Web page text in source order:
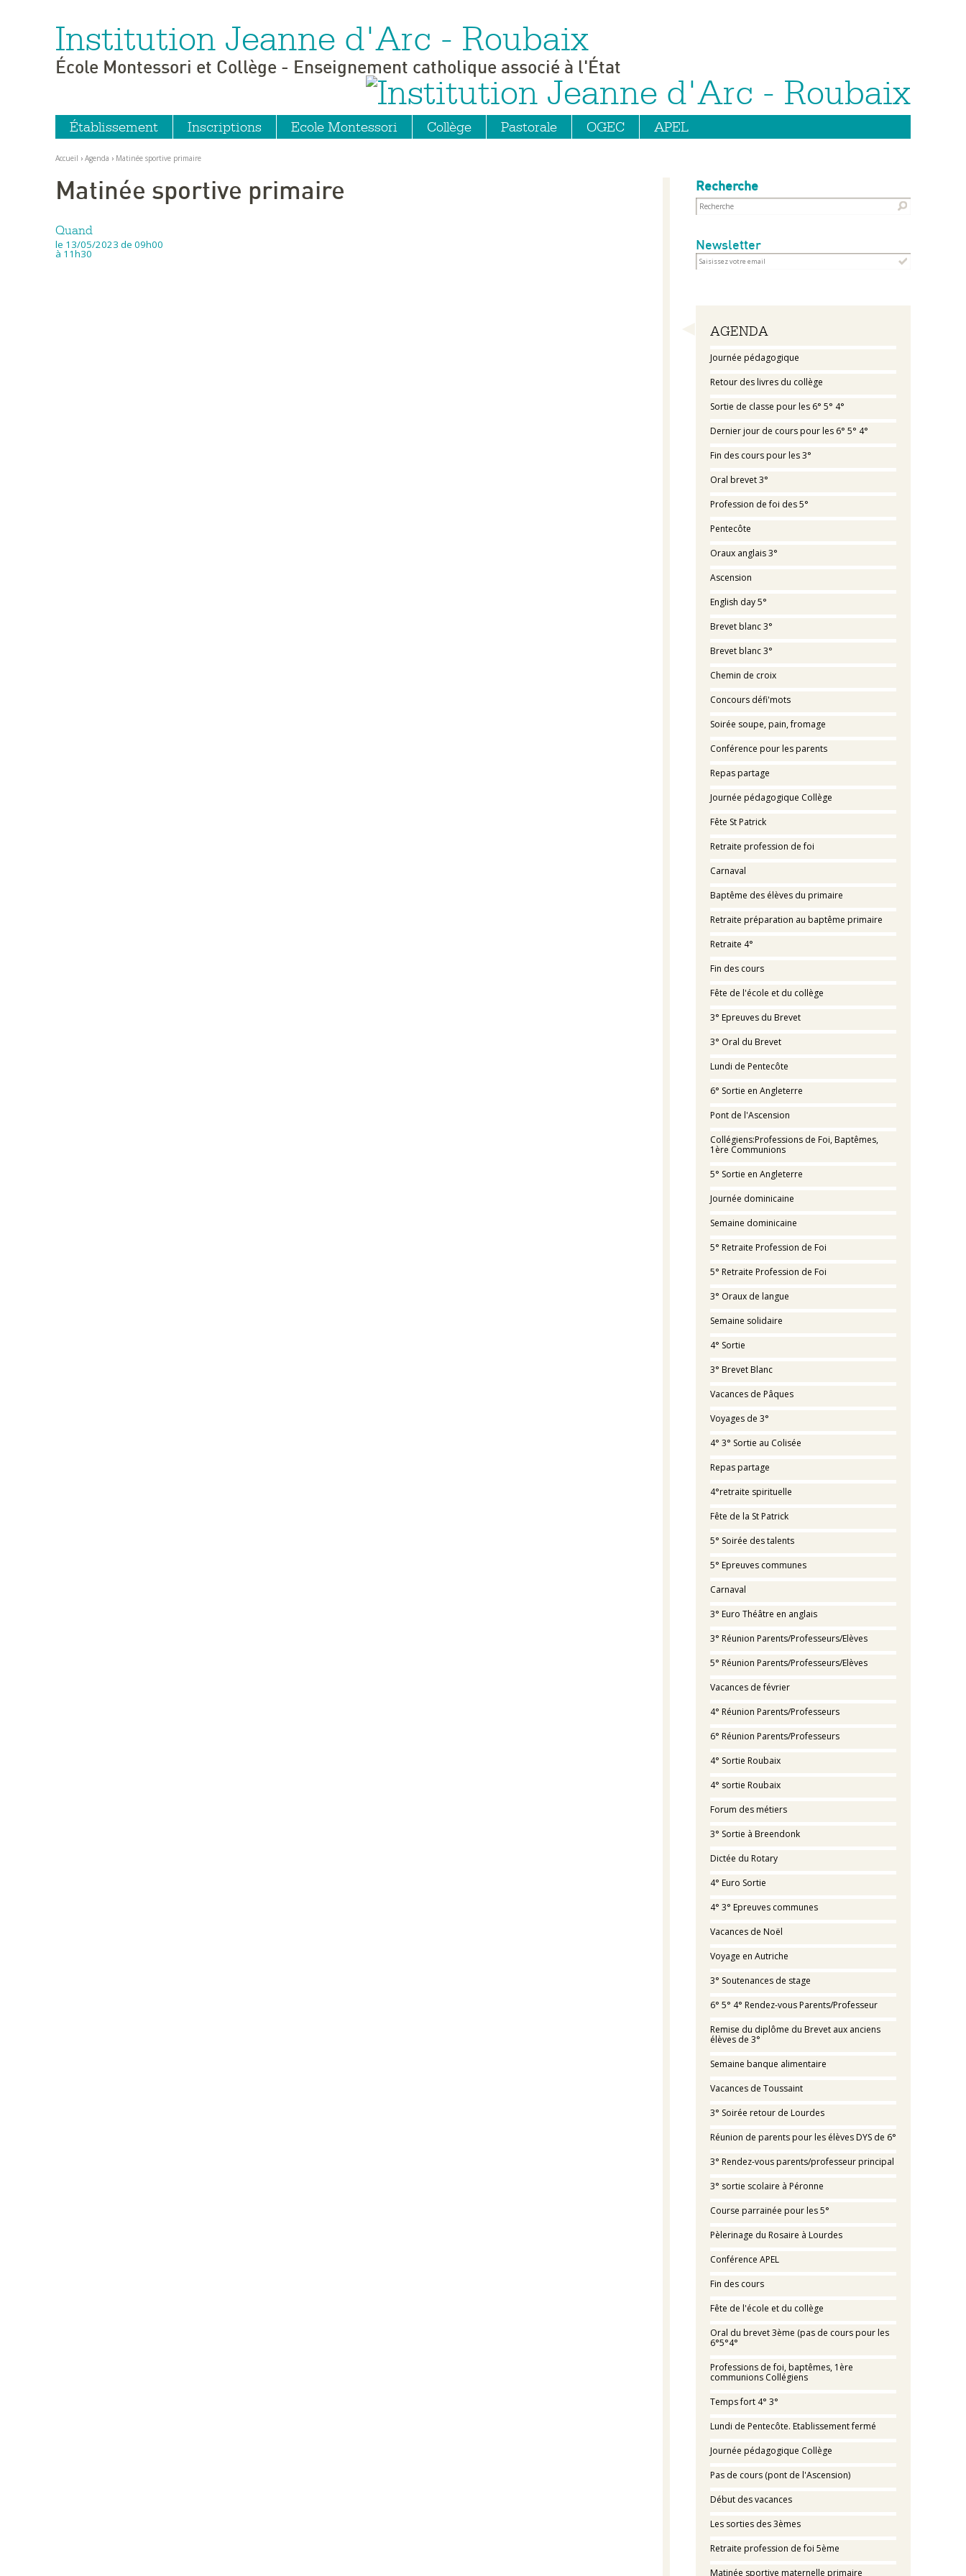
Aller
Aller
à
Outils
personnels
Institution Jeanne d'Arc - Roubaix
École Montessori et Collège - Enseignement catholique associé à l'État
Établissement Inscriptions Ecole Montessori Collège Pastorale OGEC APEL
Accueil › Agenda › Matinée sportive primaire
Recherche
Newsletter
Navigation
AGENDA
Journée pédagogique
Retour des livres du collège
Sortie de classe pour les 6° 5° 4°
Dernier jour de cours pour les 6° 5° 4°
Fin des cours pour les 3°
Oral brevet 3°
Profession de foi des 5°
Pentecôte
Oraux anglais 3°
Ascension
English day 5°
Brevet blanc 3°
Brevet blanc 3°
Chemin de croix
Concours défi'mots
Soirée soupe, pain, fromage
Conférence pour les parents
Repas partage
Journée pédagogique Collège
Fête St Patrick
Retraite profession de foi
Carnaval
Baptême des élèves du primaire
Retraite préparation au baptême primaire
Retraite 4°
Fin des cours
Fête de l'école et du collège
3° Epreuves du Brevet
3° Oral du Brevet
Lundi de Pentecôte
6° Sortie en Angleterre
Pont de l'Ascension
Collégiens:Professions de Foi, Baptêmes,
1ère Communions
5° Sortie en Angleterre
Journée dominicaine
Semaine dominicaine
5° Retraite Profession de Foi
5° Retraite Profession de Foi
3° Oraux de langue
Semaine solidaire
4° Sortie
3° Brevet Blanc
Vacances de Pâques
Voyages de 3°
4° 3° Sortie au Colisée
Repas partage
4°retraite spirituelle
Fête de la St Patrick
5° Soirée des talents
5° Epreuves communes
Carnaval
3° Euro Théâtre en anglais
3° Réunion Parents/Professeurs/Elèves
5° Réunion Parents/Professeurs/Elèves
Vacances de février
4° Réunion Parents/Professeurs
6° Réunion Parents/Professeurs
4° Sortie Roubaix
4° sortie Roubaix
Forum des métiers
3° Sortie à Breendonk
Dictée du Rotary
4° Euro Sortie
4° 3° Epreuves communes
Vacances de Noël
Voyage en Autriche
3° Soutenances de stage
6° 5° 4° Rendez-vous Parents/Professeur
Remise du diplôme du Brevet aux anciens
élèves de 3°
Semaine banque alimentaire
Vacances de Toussaint
3° Soirée retour de Lourdes
Réunion de parents pour les élèves DYS de 6°
3° Rendez-vous parents/professeur principal
3° sortie scolaire à Péronne
Course parrainée pour les 5°
Pèlerinage du Rosaire à Lourdes
Conférence APEL
Fin des cours
Fête de l'école et du collège
Oral du brevet 3ème (pas de cours pour les
6°5°4°
Professions de foi, baptêmes, 1ère
communions Collégiens
Temps fort 4° 3°
Lundi de Pentecôte. Etablissement fermé
Journée pédagogique Collège
Pas de cours (pont de l'Ascension)
Début des vacances
Les sorties des 3èmes
Retraite profession de foi 5ème
Matinée sportive maternelle primaire
Matinée sportive primaire
Quand
le 13/05/2023 de 09h00
à 11h30